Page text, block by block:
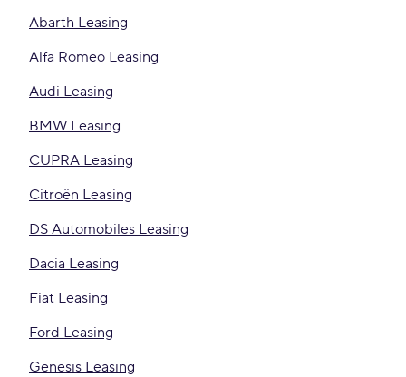
Abarth Leasing
Alfa Romeo Leasing
Audi Leasing
BMW Leasing
CUPRA Leasing
Citroën Leasing
DS Automobiles Leasing
Dacia Leasing
Fiat Leasing
Ford Leasing
Genesis Leasing